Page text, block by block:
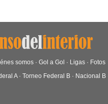
somos · Gol a Gol · Ligas · Fotos
A· Torneo Federal B · Nacional B